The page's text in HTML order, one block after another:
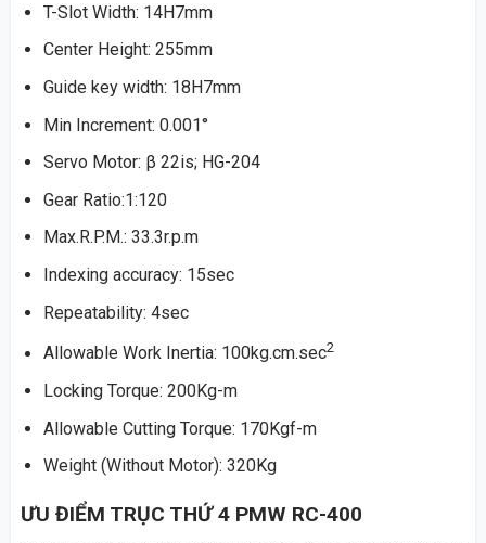
T-Slot Width: 14H7mm
Center Height: 255mm
Guide key width: 18H7mm
Min Increment: 0.001°
Servo Motor: β 22is; HG-204
Gear Ratio:1:120
Max.R.P.M.: 33.3r.p.m
Indexing accuracy: 15sec
Repeatability: 4sec
Allowable Work Inertia: 100kg.cm.sec2
Locking Torque: 200Kg-m
Allowable Cutting Torque: 170Kgf-m
Weight (Without Motor): 320Kg
ƯU ĐIỂM TRỤC THỨ 4 PMW RC-400